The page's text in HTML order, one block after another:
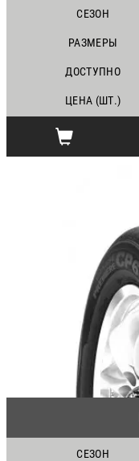
СЕЗОН
РАЗМЕРЫ
ДОСТУПНО
ЦЕНА (ШТ.)
СЕЗОН